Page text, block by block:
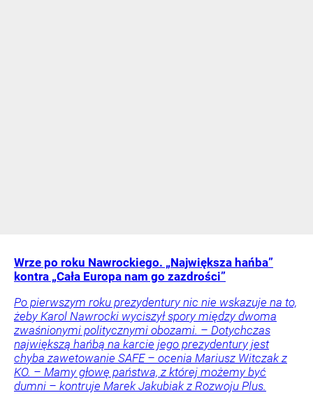
Wrze po roku Nawrockiego. „Największa hańba”
kontra „Cała Europa nam go zazdrości”
Po pierwszym roku prezydentury nic nie wskazuje na to,
żeby Karol Nawrocki wyciszył spory między dwoma
zwaśnionymi politycznymi obozami. – Dotychczas
największą hańbą na karcie jego prezydentury jest
chyba zawetowanie SAFE – ocenia Mariusz Witczak z
KO. – Mamy głowę państwa, z której możemy być
dumni – kontruje Marek Jakubiak z Rozwoju Plus.